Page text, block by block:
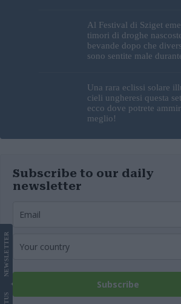
Al Festival di Sziget
timori di droghe
bevande dopo che
sono sentite male
Una rara eclissi solare
cieli ungheresi questa
ecco dove potrete
meglio!
Subscribe to our daily
newsletter
Subscribe
US
NEWS
LETTER